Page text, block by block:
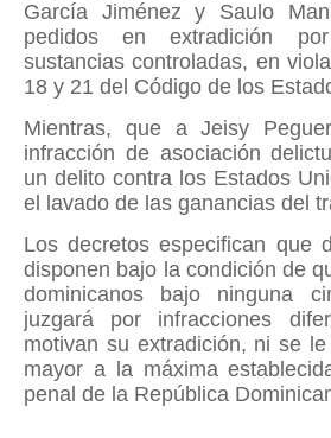
García Jiménez y Saulo
pedidos en extradición
sustancias controladas, en
18 y 21 del Código de los
Mientras, que a Jeisy
infracción de asociación
un delito contra los Estados
el lavado de las ganancias del
Los decretos especifican que
disponen bajo la condición de
dominicanos bajo ninguna
juzgará por infracciones
motivan su extradición, ni se
mayor a la máxima
penal de la República